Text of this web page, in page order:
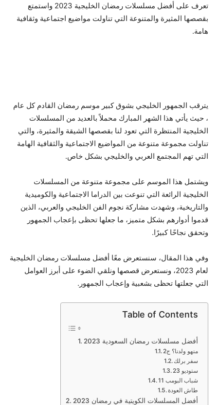
تعرف على أفضل مسلسلات رمضان الخليجية 2023 واستمتع
بقصصها المثيرة والمتنوعة التي تناولت مواضيع اجتماعية وثقافية
هامة.
يترقب الجمهور الخليجي بشوق كبير موسم رمضان القادم كل عام
، حيث يأتي هذا الشهر المبارك محملاً بالعديد من المسلسلات
الخليجية المنتظرة التي تعود لنا بقصصها الشيقة والمثيرة، والتي
تناولت مجموعة متنوعة من المواضيع الاجتماعية والثقافية الهامة
التي تهم المجتمع العربي والخليجي بشكل خاص.
ويشتمل هذا الموسم على مجموعة متنوعة من المسلسلات
الخليجية الرائعة التي تنوعت بين الدراما الاجتماعية والكوميدية
والتاريخية، وشهدت مشاركة نجوم الفن الخليجي والعربي، الذين
قدموا أدوارهم بشكل متميز، ما جعلها تحظى بإعجاب الجمهور
وتحقق نجاحًا كبيرًا.
وفي هذا المقال، سنستعرض معًا أفضل مسلسلات رمضان الخليجية
لعام 2023، ونستعرض قصصها ونلقي الضوء على أبرز العوامل
التي جعلتها تحظى بشعبية وإعجاب الجمهور.
Table of Contents
أفضل مسلسلات رمضان السعودية 2023
منهو ولدنا؟ ج2
سفر برلك
ستوديو 23
شباب البومب 11
طاش العودة
أفضل المسلسلات الكويتية في رمضان 2023